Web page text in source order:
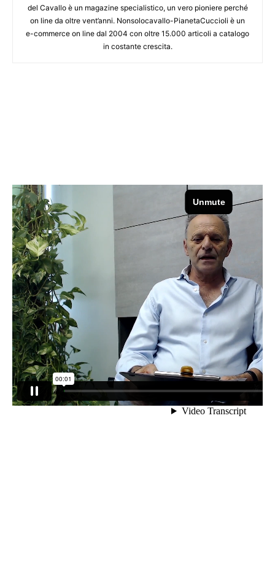
del Cavallo è un magazine specialistico, un vero pioniere perché
on line da oltre vent’anni. Nonsolocavallo-PianetaCuccioli è un
e-commerce on line dal 2004 con oltre 15.000 articoli a catalogo
in costante crescita.